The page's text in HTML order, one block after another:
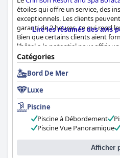
étoiles qui offre un service, des
exceptionnels. Les clients
garanti de 2 heures, ce qui rend
Bien que certains clients aient
l'hôtel a le potentiel pour offrir
étoiles. Dans l'ensemble, l'hôtel
pour ceux qui recherchent des
Lire les résumés des avis
Catégories
Bord De Mer
Luxe
Piscine
Piscine à Débordement
Piscine Vue Panoramique
Afficher